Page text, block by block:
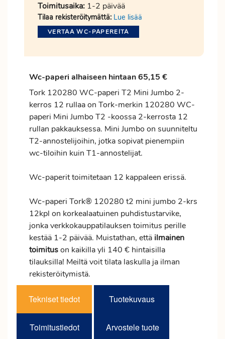
Toimitusaika: 1-2 päivää
Tilaa rekisteröitymättä: Lue lisää
VERTAA WC-PAPEREITA
Wc-paperi alhaiseen hintaan 65,15 €
Tork 120280 WC-paperi T2 Mini Jumbo 2-
kerros 12 rullaa on Tork-merkin 120280 WC-
paperi Mini Jumbo T2 -koossa 2-kerrosta 12
rullan pakkauksessa. Mini Jumbo on suunniteltu
T2-annostelijoihin, jotka sopivat pienempiin
wc-tiloihin kuin T1-annostelijat.
Wc-paperit toimitetaan 12 kappaleen erissä.
Wc-paperi Tork® 120280 t2 mini jumbo 2-krs
12kpl on korkealaatuinen puhdistustarvike,
jonka verkkokauppatilauksen toimitus perille
kestää 1-2 päivää. Muistathan, että ilmainen
toimituson kaikilla yli 140 € hintaisilla
tilauksilla! Meiltä voit tilata laskulla ja ilman
rekisteröitymistä.
Tekniset tiedot Tuotekuvaus
Toimitustiedot Arvostele tuote